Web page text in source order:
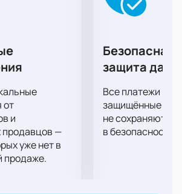
«Зенит» - очевидный
не считаются с авторитетами.
двух знаменитых
клубов можно, купив
«Зенит» - «Нижний Новгород» на
сайта. Не откладывайте покупку,
места на трибунах на всех может
от
и
продавцов —
уже нет в
продаже.
Безопасная
защита
Все платежи
защищённые
не сохраняются
в безопасности.